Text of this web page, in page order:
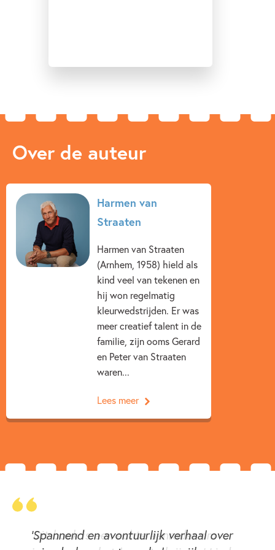
Over de auteur
Harmen van
Straaten
Harmen van Straaten
(Arnhem, 1958) hield als
kind veel van tekenen en
hij won regelmatig
kleurwedstrijden. Er was
meer creatief talent in de
familie, zijn ooms Gerard
en Peter van Straaten
waren...
Lees meer
‘Spannend en avontuurlijk verhaal over